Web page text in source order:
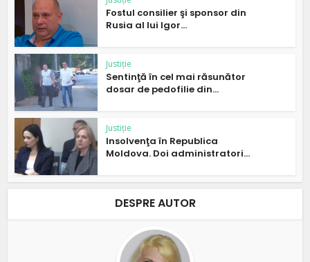
Fostul consilier şi sponsor din
Rusia al lui Igor...
Justiție
Sentinţă în cel mai răsunător
dosar de pedofilie din...
Justiție
Insolvenţa în Republica
Moldova. Doi administratori...
DESPRE AUTOR